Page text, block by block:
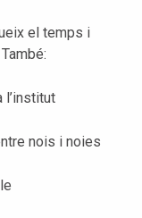
el temps i
l’institut
nois i noies